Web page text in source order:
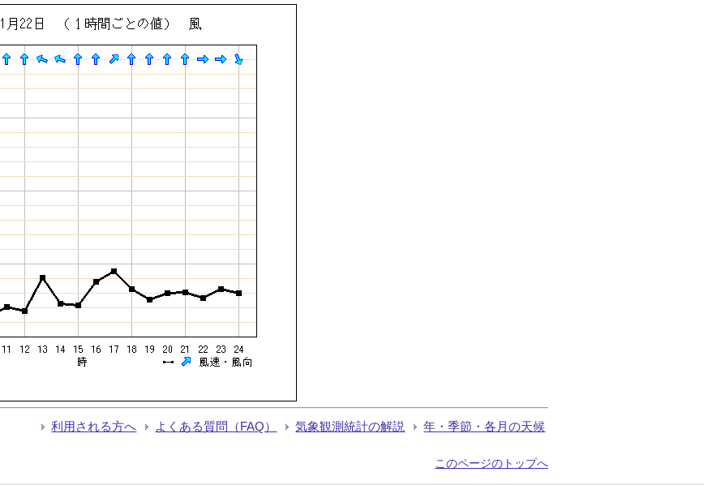
利用される方へ よくある質問（FAQ） 気象観測統計の解説 年・季節・各月の天候
このページのトップへ